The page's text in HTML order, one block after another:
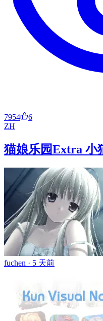
7954
6
ZH
猫娘乐园Extra 小
fuchen · 5 天前